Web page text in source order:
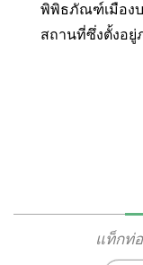
พิพิธภัณฑ์เมืองบ
สถานที่ซึ่งตั้งอยู่
เรื่องราวทางป
เสน่ห์ชวนหลงใ
แท็กท่